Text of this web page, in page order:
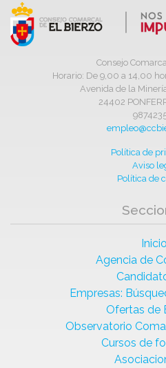
Consejo
Horario: De 9,00 a 14,00
Avenida de la
24402
Política de
Aviso
Política de
Inicio
Agencia de
Empresas:
Ofertas de
Observatorio
Cursos de